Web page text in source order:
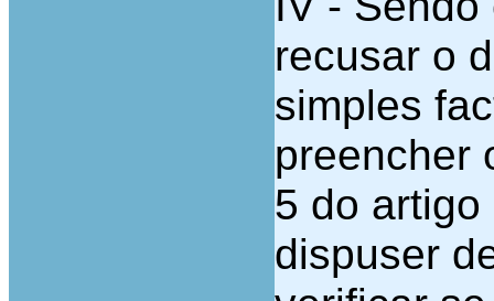
recusar o
simples
preencher
5 do artigo
dispuser